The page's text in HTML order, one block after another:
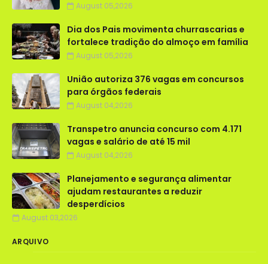
August 05,2026
Dia dos Pais movimenta churrascarias e
fortalece tradição do almoço em família
August 05,2026
União autoriza 376 vagas em concursos
para órgãos federais
August 04,2026
Transpetro anuncia concurso com 4.171
vagas e salário de até 15 mil
August 04,2026
Planejamento e segurança alimentar
ajudam restaurantes a reduzir
desperdícios
August 03,2026
ARQUIVO